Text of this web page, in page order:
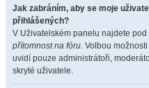
Jak zabráním, aby se moje
přihlášených?
V Uživatelském panelu najdete pod
přítomnost na fóru. Volbou možnosti
uvidí pouze administrátoři,
skryté uživatele.